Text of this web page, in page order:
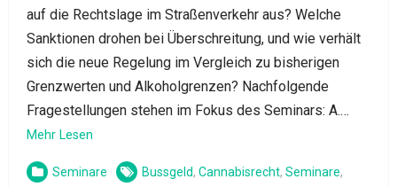
auf die Rechtslage im Straßenverkehr aus? Welche
Sanktionen drohen bei Überschreitung, und wie verhält
sich die neue Regelung im Vergleich zu bisherigen
Grenzwerten und Alkoholgrenzen? Nachfolgende
Fragestellungen stehen im Fokus des Seminars: A.…
Mehr Lesen
Seminare Bussgeld, Cannabisrecht, Seminare,